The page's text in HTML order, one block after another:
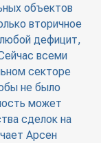
объектов
вторичное
дефицит,
всеми
секторе
не было
может
сделок на
Арсен